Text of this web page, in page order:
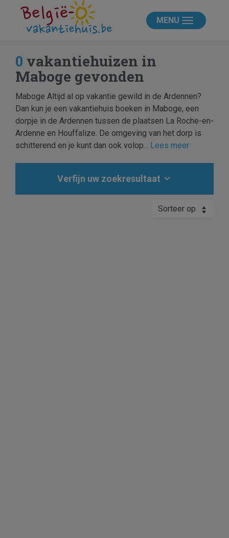
MENU
0 vakantiehuizen in
Maboge gevonden
Maboge Altijd al op vakantie gewild in de Ardennen?
Dan kun je een vakantiehuis boeken in Maboge, een
dorpje in de Ardennen tussen de plaatsen La Roche-en-
Ardenne en Houffalize. De omgeving van het dorp is
schitterend en je kunt dan ook volop... Lees meer
Verfijn uw zoekresultaat
Sorteer op